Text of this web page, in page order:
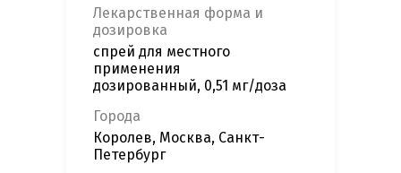
Лекарственная форма и
дозировка
спрей для местного
применения
дозированный, 0,51 мг/доза
Города
Королев, Москва, Санкт-
Петербург